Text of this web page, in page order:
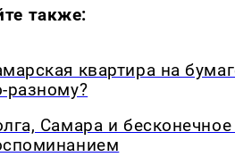
также:
квартира на
разному?
Самара и